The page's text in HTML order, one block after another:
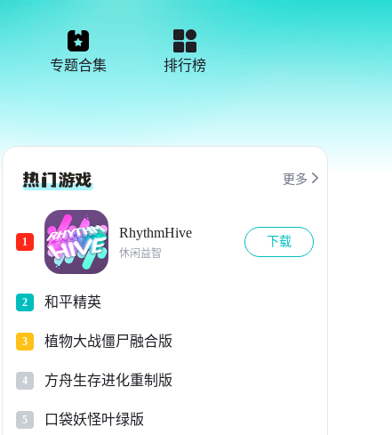
专题合集 排行榜
更多 
1
RhythmHive
休闲益智
下载
2 和平精英
3 植物大战僵尸融合版
4 方舟生存进化重制版
5 口袋妖怪叶绿版